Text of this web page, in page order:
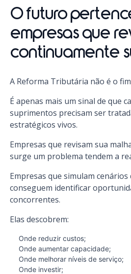
O futuro
empresas que
continuamente
A Reforma Tributária não é o
É apenas mais um sinal de que
suprimentos precisam ser
estratégicos vivos.
Empresas que revisam sua
surge um problema tendem a
Empresas que simulam
conseguem identificar
concorrentes.
Elas descobrem:
Onde reduzir custos;
Onde aumentar capacidade;
Onde melhorar níveis de serviço;
Onde investir;